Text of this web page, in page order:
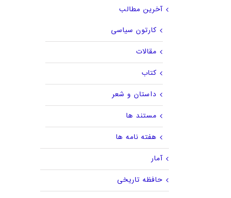
آخرین مطالب
کارتون سیاسی
مقالات
کتاب
داستان و شعر
مستند ها
هفته نامه ها
آمار
حافظه تاریخی